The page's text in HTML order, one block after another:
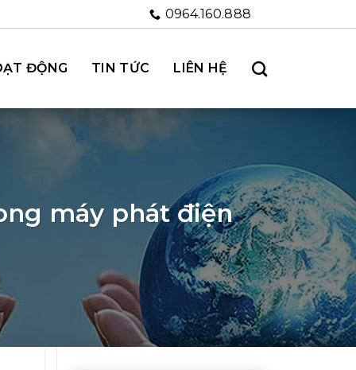
0964.160.888
ĐỘNG TIN TỨC LIÊN HỆ
máy phát điện